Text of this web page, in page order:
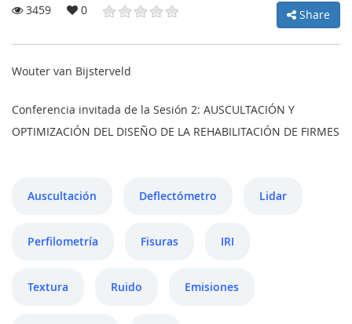
MY
NEWS
CLUB
FAQ
3459 0 Share
Wouter van Bijsterveld
Conferencia invitada de la Sesión 2: AUSCULTACIÓN Y
OPTIMIZACIÓN DEL DISEÑO DE LA REHABILITACIÓN DE FIRMES
Auscultación Deflectómetro Lidar
Perfilometría Fisuras IRI
Textura Ruido Emisiones